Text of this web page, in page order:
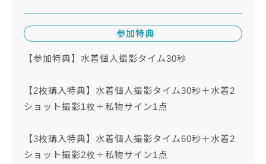
参加特典
【参加特典】水着個人撮影タイム30秒
【2枚購入特典】水着個人撮影タイム30秒＋水着2
ショット撮影1枚＋私物サイン1点
【3枚購入特典】水着個人撮影タイム60秒＋水着2
ショット撮影2枚＋私物サイン1点